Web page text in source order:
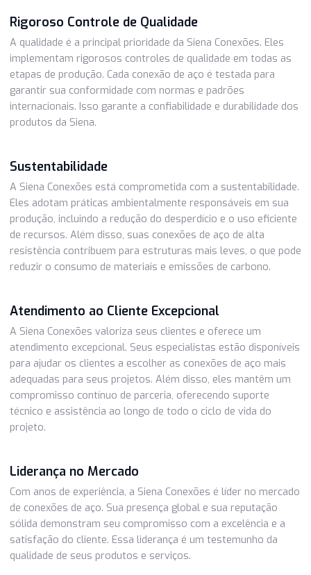
Inovação Constante
A Siena Conexões está sempre na vanguarda da
conexões de aço. Eles investem em pesquisa e
desenvolvimento para criar produtos mais eficientes e
sustentáveis. Um exemplo notável é a introdução de
Rigoroso Controle de Qualidade
A qualidade é a principal prioridade da Siena Conexões.
implementam rigorosos controles de qualidade em todas
etapas de produção. Cada conexão de aço é testada para
produtos da Siena.
Sustentabilidade
A Siena Conexões está comprometida com a
Eles adotam práticas ambientalmente responsáveis em
produção, incluindo a redução do desperdício e o uso
reduzir o consumo de materiais e emissões de carbono.
Atendimento ao Cliente Excepcional
A Siena Conexões valoriza seus clientes e oferece um
atendimento excepcional. Seus especialistas estão